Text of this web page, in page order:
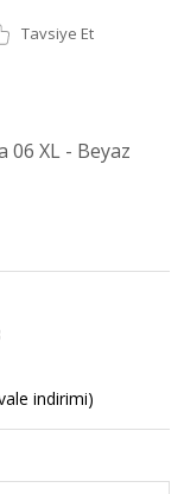
Tavsiye Et
06 XL - Beyaz
indirimi)